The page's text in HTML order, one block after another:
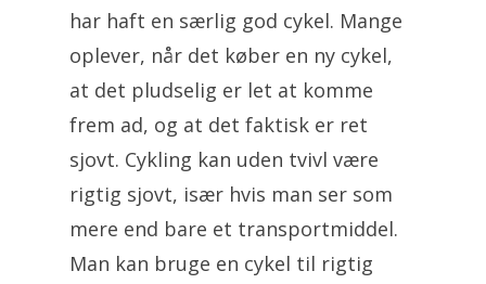
har haft en særlig god cykel. Mange
oplever, når det køber en ny cykel,
at det pludselig er let at komme
frem ad, og at det faktisk er ret
sjovt. Cykling kan uden tvivl være
rigtig sjovt, især hvis man ser som
mere end bare et transportmiddel.
Man kan bruge en cykel til rigtig